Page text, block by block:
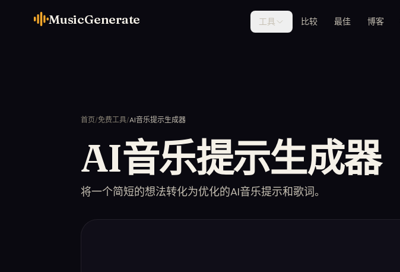
MusicGenerate 工具 比较 最佳 博客
首页/免费工具/AI音乐提示生成器
AI音乐提示生成器
将一个简短的想法转化为优化的AI音乐提示和歌词。